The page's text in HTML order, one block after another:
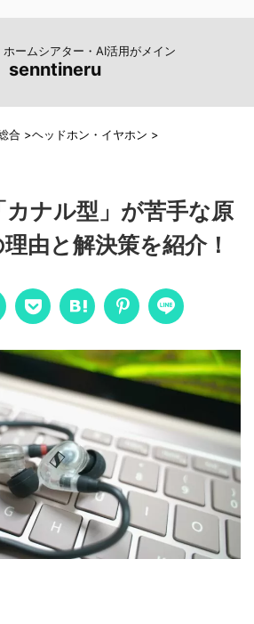
ホームシアター・AI活用がメイン
senntineru
合 >ヘッドホン・イヤホン >
ナル型」が苦手な原
由と解決策を紹介！